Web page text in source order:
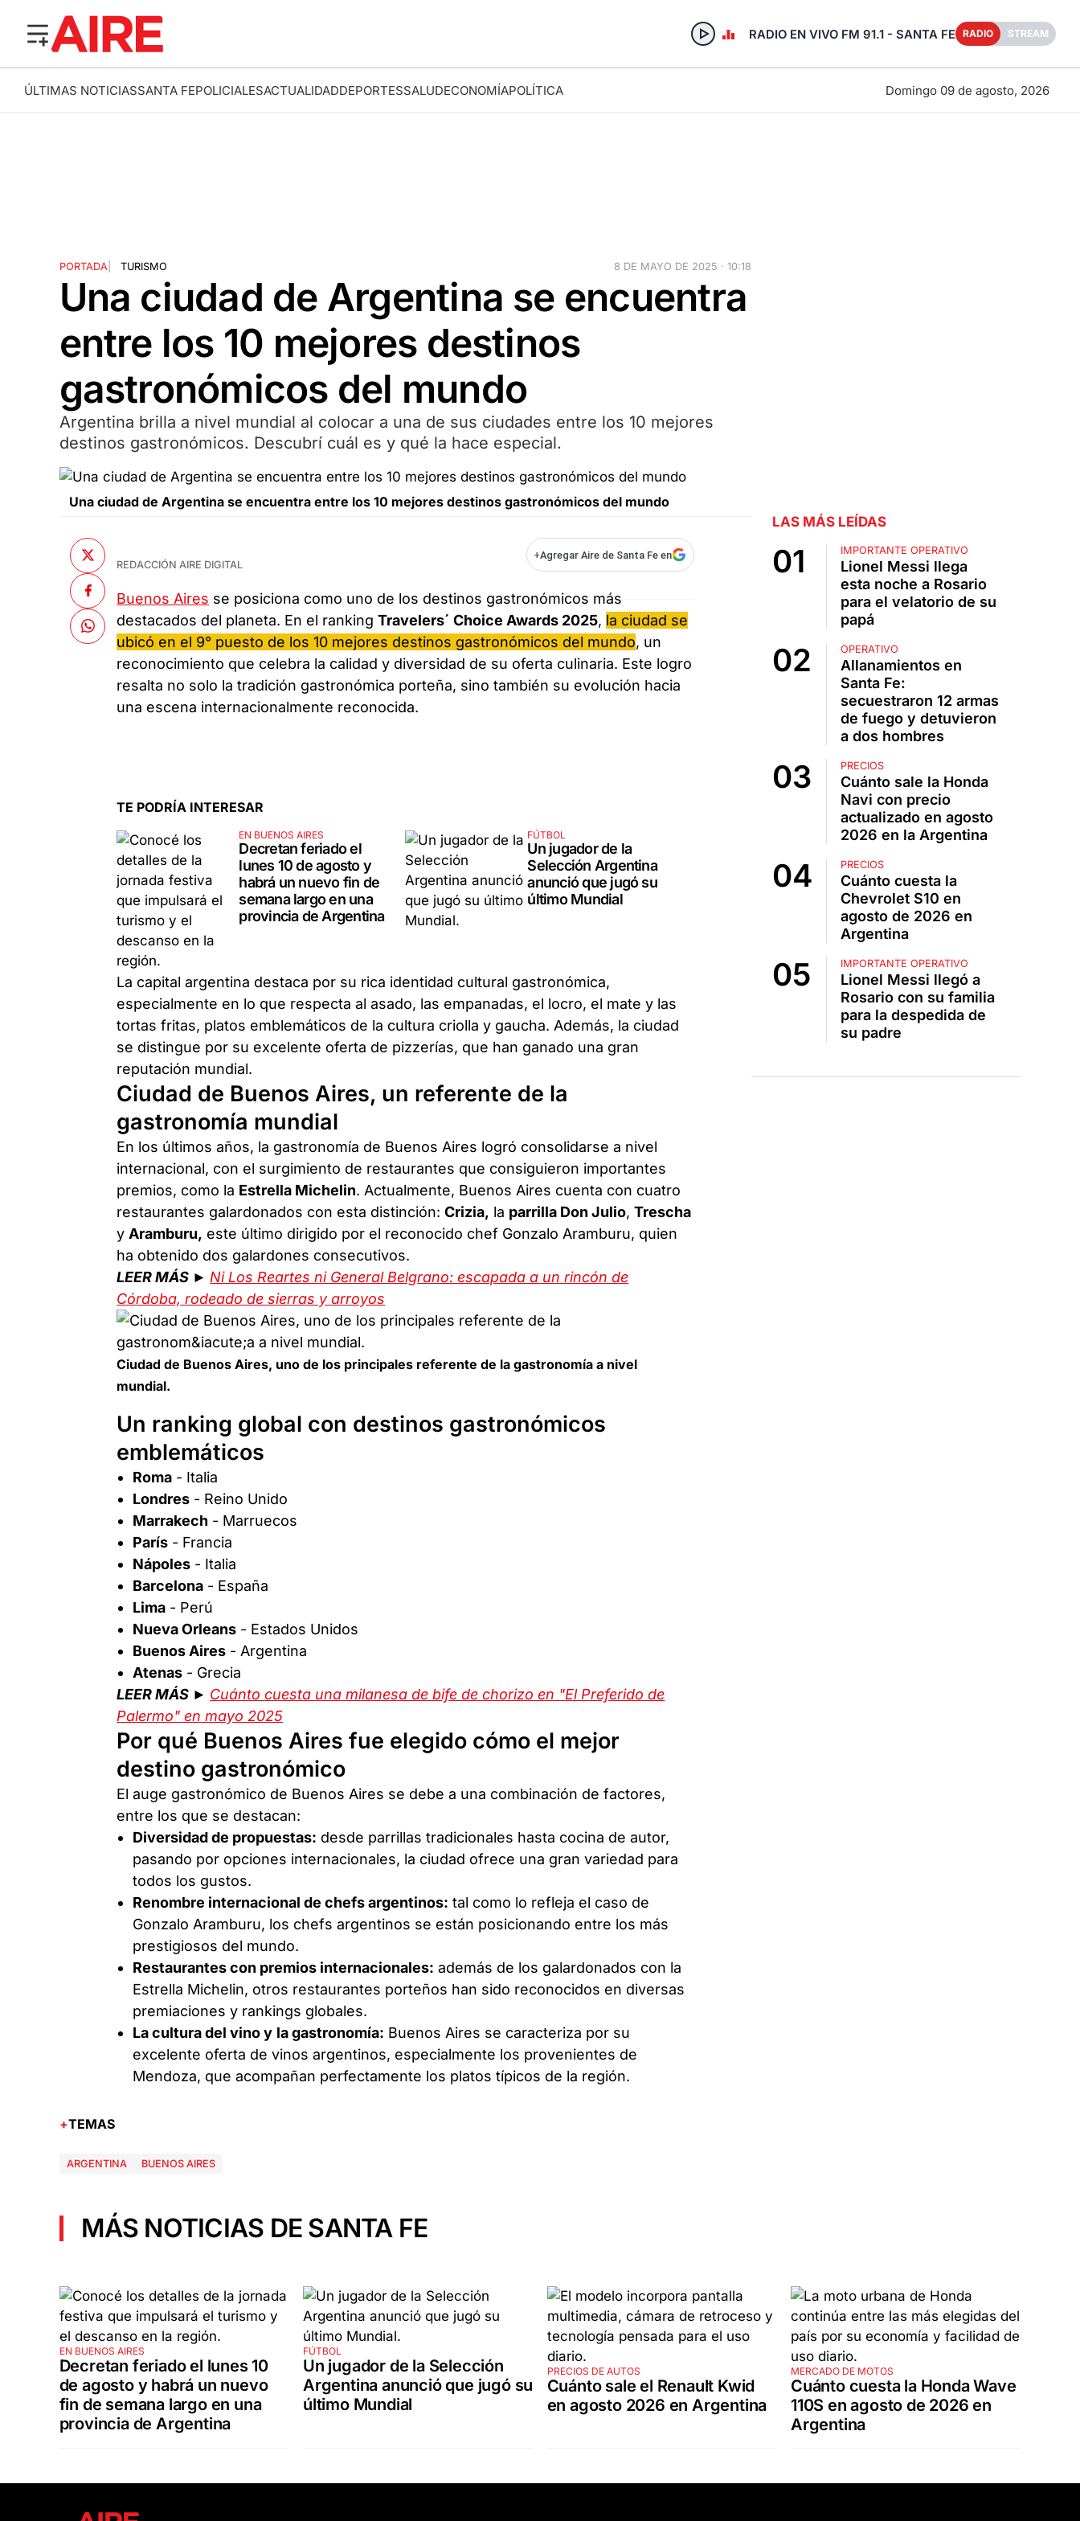
RADIO EN VIVO FM 91.1 - SANTA FE RADIO STREAM
ÚLTIMAS NOTICIASSANTA FEPOLICIALESACTUALIDADDEPORTESSALUDECONOMÍAPOLÍTICA Domingo 09 de agosto, 2026
PORTADA| TURISMO 8 DE MAYO DE 2025 · 10:18
Una ciudad de Argentina se encuentra
entre los 10 mejores destinos
gastronómicos del mundo
Argentina brilla a nivel mundial al colocar a una de sus ciudades entre los 10 mejores
destinos gastronómicos. Descubrí cuál es y qué la hace especial.
Una ciudad de Argentina se encuentra entre los 10 mejores destinos gastronómicos del mundo
REDACCIÓN AIRE DIGITAL
+Agregar Aire de Santa Fe en
Buenos Aires se posiciona como uno de los destinos gastronómicos más
destacados del planeta. En el rankingTravelers´ Choice Awards 2025, la ciudad se
ubicó en el 9° puesto de los 10 mejores destinos gastronómicos del mundo, un
reconocimiento que celebra la calidad y diversidad de su oferta culinaria. Este logro
resalta no solo la tradición gastronómica porteña, sino también su evolución hacia
una escena internacionalmente reconocida.
TE PODRÍA INTERESAR
EN BUENOS AIRES
Decretan feriado el
lunes 10 de agosto y
habrá un nuevo fin de
semana largo en una
provincia de Argentina
FÚTBOL
Un jugador de la
Selección Argentina
anunció que jugó su
último Mundial
La capital argentina destaca por su rica identidad cultural gastronómica,
especialmente en lo que respecta al asado, las empanadas, el locro, el mate y las
tortas fritas, platos emblemáticos de la cultura criolla y gaucha. Además, la ciudad
se distingue por su excelente oferta de pizzerías, que han ganado una gran
reputación mundial.
Ciudad de Buenos Aires, un referente de la
gastronomía mundial
En los últimos años, la gastronomía de Buenos Aires logró consolidarse a nivel
internacional, con el surgimiento de restaurantes que consiguieron importantes
premios, como la Estrella Michelin. Actualmente, Buenos Aires cuenta con cuatro
restaurantes galardonados con esta distinción:Crizia, la parrilla Don Julio,Trescha
y Aramburu, este último dirigido por el reconocido chef Gonzalo Aramburu, quien
ha obtenido dos galardones consecutivos.
LEER MÁS ► Ni Los Reartes ni General Belgrano: escapada a un rincón de
Córdoba, rodeado de sierras y arroyos
Ciudad de Buenos Aires, uno de los principales referente de la gastronomía a nivel
mundial.
Un ranking global con destinos gastronómicos
emblemáticos
Roma - Italia
Londres - Reino Unido
Marrakech - Marruecos
París - Francia
Nápoles - Italia
Barcelona - España
Lima - Perú
Nueva Orleans - Estados Unidos
Buenos Aires - Argentina
Atenas - Grecia
LEER MÁS ► Cuánto cuesta una milanesa de bife de chorizo en "El Preferido de
Palermo" en mayo 2025
Por qué Buenos Aires fue elegido cómo el mejor
destino gastronómico
El auge gastronómico de Buenos Aires se debe a una combinación de factores,
entre los que se destacan:
Diversidad de propuestas: desde parrillas tradicionales hasta cocina de autor,
pasando por opciones internacionales, la ciudad ofrece una gran variedad para
todos los gustos.
Renombre internacional de chefs argentinos: tal como lo refleja el caso de
Gonzalo Aramburu, los chefs argentinos se están posicionando entre los más
prestigiosos del mundo.
Restaurantes con premios internacionales: además de los galardonados con la
Estrella Michelin, otros restaurantes porteños han sido reconocidos en diversas
premiaciones y rankings globales.
La cultura del vino y la gastronomía: Buenos Aires se caracteriza por su
excelente oferta de vinos argentinos, especialmente los provenientes de
Mendoza, que acompañan perfectamente los platos típicos de la región.
LAS MÁS LEÍDAS
IMPORTANTE OPERATIVO
Lionel Messi llega
esta noche a Rosario
para el velatorio de su
papá
OPERATIVO
Allanamientos en
Santa Fe:
secuestraron 12 armas
de fuego y detuvieron
a dos hombres
PRECIOS
Cuánto sale la Honda
Navi con precio
actualizado en agosto
2026 en la Argentina
PRECIOS
Cuánto cuesta la
Chevrolet S10 en
agosto de 2026 en
Argentina
IMPORTANTE OPERATIVO
Lionel Messi llegó a
Rosario con su familia
para la despedida de
su padre
TEMAS
ARGENTINA BUENOS AIRES
MÁS NOTICIAS DE SANTA FE
EN BUENOS AIRES
Decretan feriado el lunes 10
de agosto y habrá un nuevo
fin de semana largo en una
provincia de Argentina
FÚTBOL
Un jugador de la Selección
Argentina anunció que jugó su
último Mundial
PRECIOS DE AUTOS
Cuánto sale el Renault Kwid
en agosto 2026 en Argentina
MERCADO DE MOTOS
Cuánto cuesta la Honda Wave
110S en agosto de 2026 en
Argentina